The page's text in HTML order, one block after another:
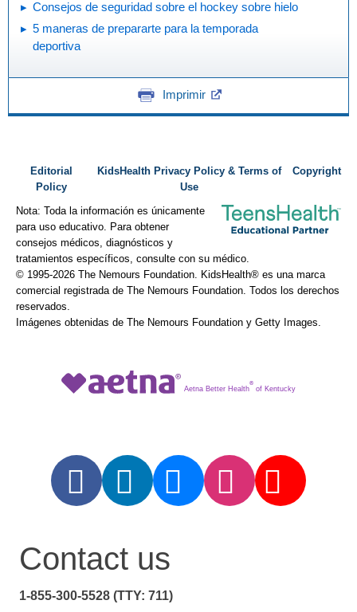
Consejos de seguridad sobre el hockey sobre hielo
5 maneras de prepararte para la temporada
deportiva
Imprimir
Editorial
Policy
KidsHealth Privacy Policy & Terms of
Use
Copyright
Nota: Toda la información es únicamente
para uso educativo. Para obtener
consejos médicos, diagnósticos y
tratamientos específicos, consulte con su médico.
© 1995-2026 The Nemours Foundation. KidsHealth® es una marca
comercial registrada de The Nemours Foundation. Todos los derechos
reservados.
Imágenes obtenidas de The Nemours Foundation y Getty Images.
Aetna Better Health
®
of Kentucky
Contact us
1-855-300-5528 (TTY: 711)